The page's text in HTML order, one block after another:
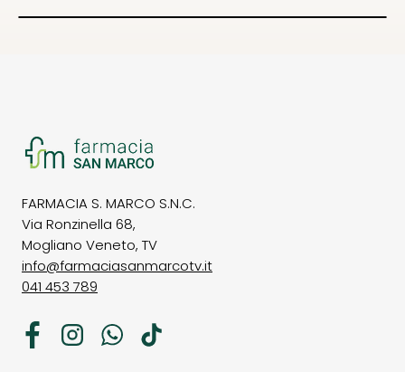
FARMACIA S. MARCO S.N.C.
Via Ronzinella 68,
Mogliano Veneto, TV
info@farmaciasanmarcotv.it
041 453 789
FacebookInstagramWhatsApp
TikTok